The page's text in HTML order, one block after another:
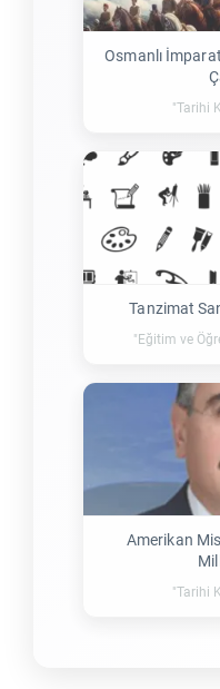
Osmanlı
"Tarihi
Tanzimat
"Eğitim ve
Amerikan
"Tarihi